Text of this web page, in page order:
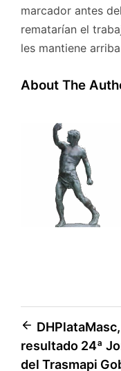
marcador antes
rematarían el
les mantiene
About The
DHPlataMasc,
resultado 24ª
del Trasmapi